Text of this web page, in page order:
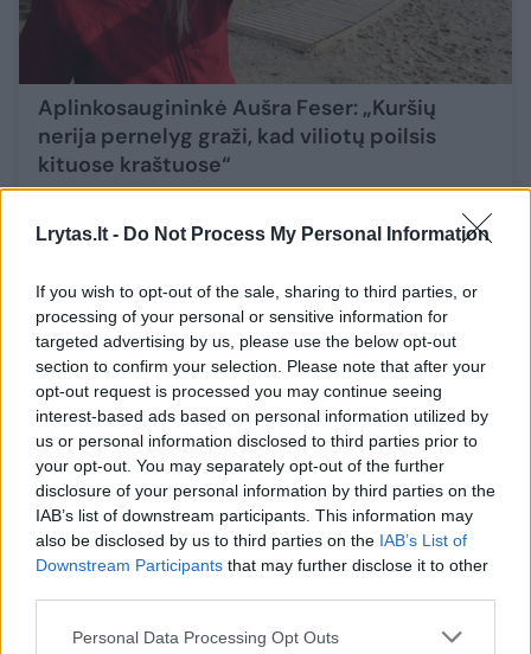
Lrytas.lt - Do Not Process My Personal Information
If you wish to opt-out of the sale, sharing to third parties, or
processing of your personal or sensitive information for
targeted advertising by us, please use the below opt-out
section to confirm your selection. Please note that after your
opt-out request is processed you may continue seeing
interest-based ads based on personal information utilized by
us or personal information disclosed to third parties prior to
your opt-out. You may separately opt-out of the further
disclosure of your personal information by third parties on the
IAB’s list of downstream participants. This information may
also be disclosed by us to third parties on the IAB’s List of
Downstream Participants that may further disclose it to other
Personal Data Processing Opt Outs
Aplinkosaugininkė Aušra Feser: „Kuršių
nerija pernelyg graži, kad viliotų poilsis
kituose kraštuose“
Kuršių nerijai – išbandymas chemija: sieks
naikinti invazinius augalus